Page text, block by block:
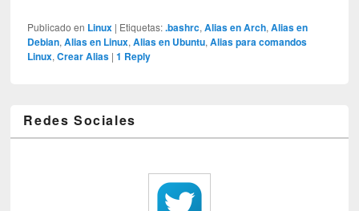
Publicado en Linux | Etiquetas: .bashrc,Alias en Arch,Alias en
Debian,Alias en Linux,Alias en Ubuntu,Alias para comandos
Linux,Crear Alias |1 Reply
Redes Sociales